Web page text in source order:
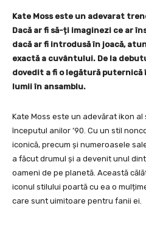
Kate Moss este un adevarat
Dacă ar fi să-ți imaginezi ce ar
dacă ar fi introdusă în joacă,
exactă a cuvântului. De la
dovedit a fi o legătură
lumii în ansamblu.
Kate Moss este un adevărat ikon al
începutul anilor ’90. Cu un stil
iconică, precum și numeroasele
a făcut drumul și a devenit unul
oameni de pe planetă. Această
iconul stilului poartă cu ea o
care sunt uimitoare pentru fanii ei.